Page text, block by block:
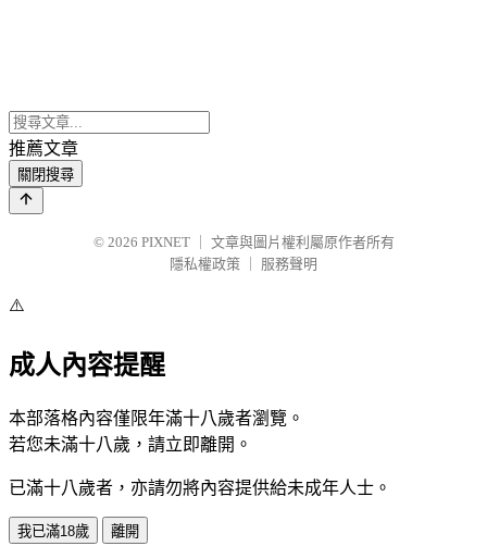
推薦文章
關閉搜尋
© 2026 PIXNET
文章與圖片權利屬原作者所有
隱私權政策
服務聲明
⚠️
成人內容提醒
本部落格內容僅限年滿十八歲者瀏覽。
若您未滿十八歲，請立即離開。
已滿十八歲者，亦請勿將內容提供給未成年人士。
我已滿18歲 離開